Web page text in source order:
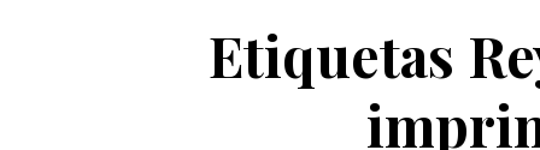
Etiquetas